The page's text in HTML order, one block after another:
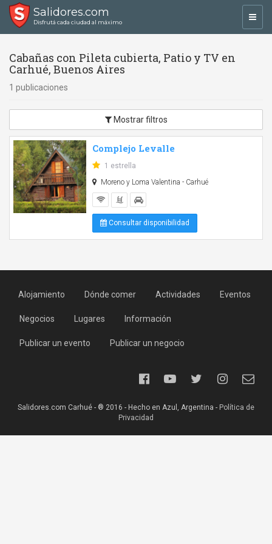
Salidores.com
Disfrutá cada ciudad al máximo
Cabañas con Pileta cubierta, Patio y TV en
Carhué, Buenos Aires
1 publicaciones
Mostrar filtros
Complejo Levalle
1 estrella
Moreno y Loma Valentina - Carhué
Consultar disponibilidad
Alojamiento Dónde comer Actividades Eventos
Negocios Lugares Información
Publicar un evento Publicar un negocio
Salidores.com Carhué - ® 2016 - Hecho en Azul, Argentina - Política de
Privacidad